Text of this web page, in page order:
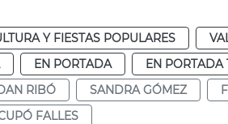
Y FIESTAS POPULARES
EN PORTADA EN PORTADA
RIBÓ SANDRA GÓMEZ
FALLES